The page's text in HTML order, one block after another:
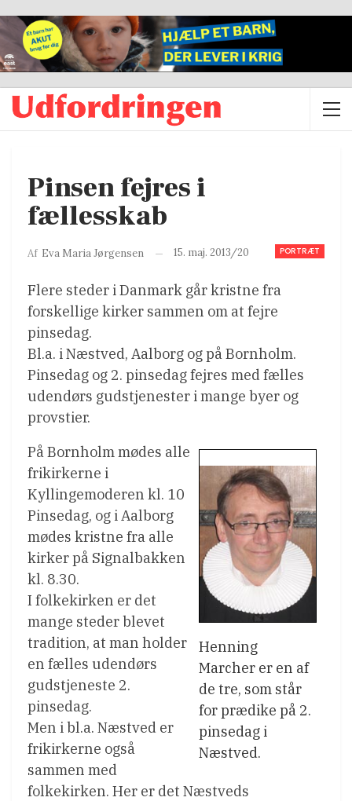
Pinsen fejres i
fællesskab
PORTRÆT
Af Eva Maria Jørgensen 15. maj. 2013/20
Flere steder i Danmark går kristne fra
forskellige kirker sammen om at fejre
pinsedag.
Bl.a. i Næstved, Aalborg og på Bornholm.
Pinsedag og 2. pinsedag fejres med fælles
udendørs gudstjenester i mange byer og
provstier.
Henning
Marcher er en af
de tre, som står
for prædike på 2.
pinsedag i
Næstved.
På Bornholm mødes alle
frikirkerne i
Kyllingemoderen kl. 10
Pinsedag, og i Aalborg
mødes kristne fra alle
kirker på Signalbakken
kl. 8.30.
I folkekirken er det
mange steder blevet
tradition, at man holder
en fælles udendørs
gudstjeneste 2.
pinsedag.
Men i bl.a. Næstved er
frikirkerne også
sammen med
folkekirken. Her er det Næstveds